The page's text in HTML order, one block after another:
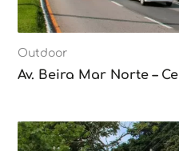
Outdoor
Av. Beira Mar Norte –